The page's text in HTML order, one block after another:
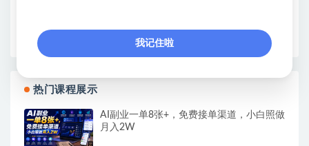
早为您提供丰盛价值。祝您前程似锦！
热门课程展示
AI副业一单8张+，免费接单渠道，小白照做
月入2W
我记住啦